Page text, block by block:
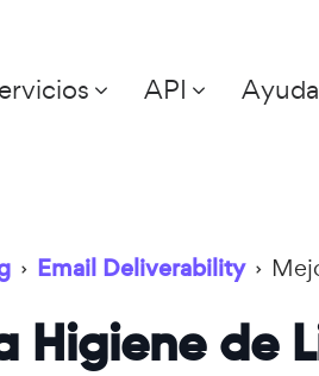
API Ayuda
› Email Deliverability ›
Higiene de